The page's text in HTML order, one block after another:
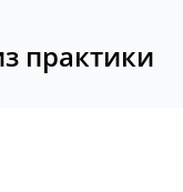
практики